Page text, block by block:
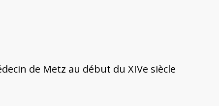
de Metz au début du XIVe siècle